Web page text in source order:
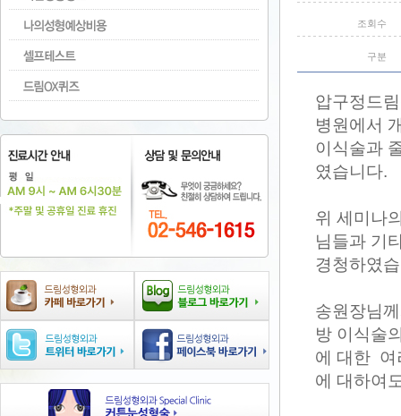
조회수
구분
압구정드
병원에서
이식술과
였습니다.
위 세미나
님들과 기
경청하였
송원장님
방 이식술
에 대한 여
에 대하여